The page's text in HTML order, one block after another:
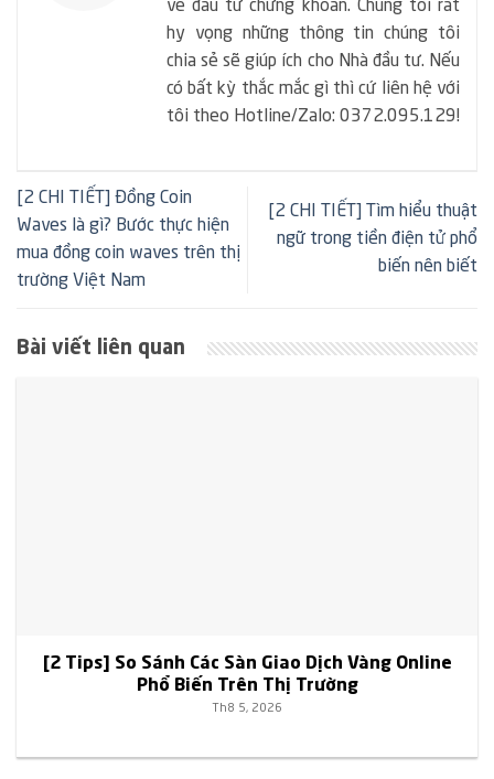
về đầu tư chứng khoán. Chúng tôi rất
hy vọng những thông tin chúng tôi
chia sẻ sẽ giúp ích cho Nhà đầu tư. Nếu
có bất kỳ thắc mắc gì thì cứ liên hệ với
tôi theo Hotline/Zalo: 0372.095.129!
[2 CHI TIẾT] Đồng Coin
Waves là gì? Bước thực hiện
mua đồng coin waves trên thị
trường Việt Nam
[2 CHI TIẾT] Tìm hiểu thuật
ngữ trong tiền điện tử phổ
biến nên biết
Bài viết liên quan
[2 Tips] So Sánh Các Sàn Giao Dịch Vàng Online
Phổ Biến Trên Thị Trường
Th8 5, 2026